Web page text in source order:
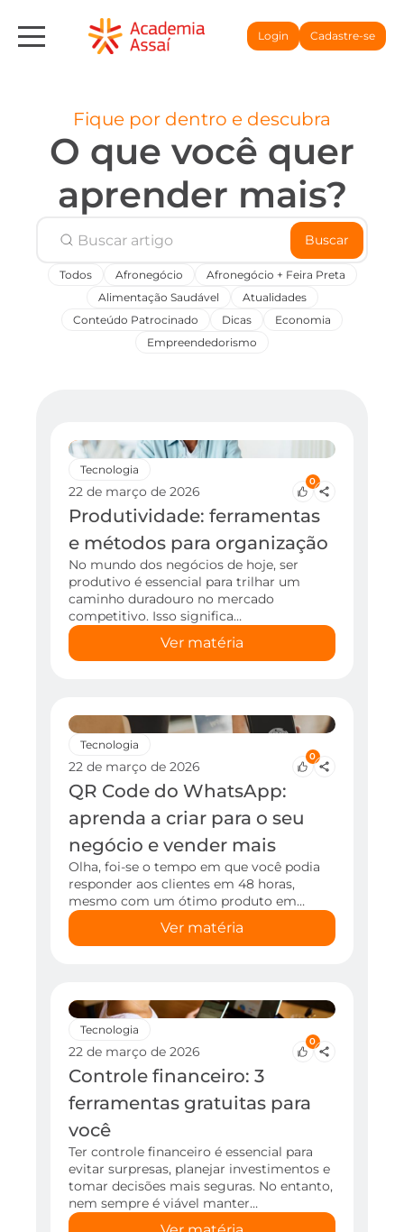
Login Cadastre-se
Fique por dentro e descubra
O que você quer
aprender mais?
Buscar
Todos Afronegócio
Afronegócio + Feira Preta
Alimentação Saudável
Atualidades
Conteúdo Patrocinado
Dicas
Economia
Empreendedorismo
Tecnologia
22 de março de 2026
0
Produtividade: ferramentas
e métodos para organização
No mundo dos negócios de hoje, ser
produtivo é essencial para trilhar um
caminho duradouro no mercado
competitivo. Isso significa…
Ver matéria
Tecnologia
22 de março de 2026
0
QR Code do WhatsApp:
aprenda a criar para o seu
negócio e vender mais
Olha, foi-se o tempo em que você podia
responder aos clientes em 48 horas,
mesmo com um ótimo produto em…
Ver matéria
Tecnologia
22 de março de 2026
0
Controle financeiro: 3
ferramentas gratuitas para
você
Ter controle financeiro é essencial para
evitar surpresas, planejar investimentos e
tomar decisões mais seguras. No entanto,
nem sempre é viável manter…